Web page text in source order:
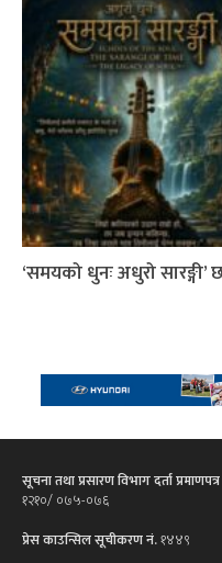
‘समयको धुनः अधुरो सारङ्गी’
सूचना तथा प्रसारण विभाग दर्ता
१२१०/ ०७५-०७६
प्रेस काउन्सिल सूचीकरण नं.१४४९